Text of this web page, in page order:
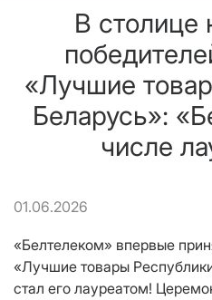
В столице
«Лучшие
Беларусь»:
числе
01.06.2026
«Белтелеком» впервые
«Лучшие товары
стал его лауреатом!